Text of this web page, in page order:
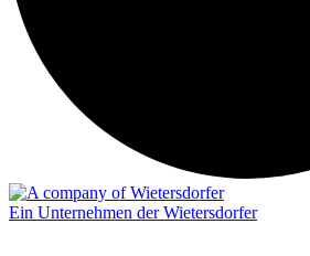
Ein Unternehmen der Wietersdorfer